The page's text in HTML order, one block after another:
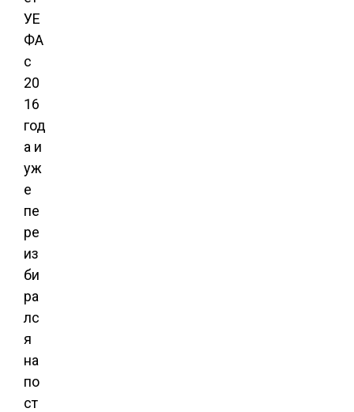
УЕ
ФА
с
20
16
год
а и
уж
е
пе
ре
из
би
ра
лс
я
на
по
ст